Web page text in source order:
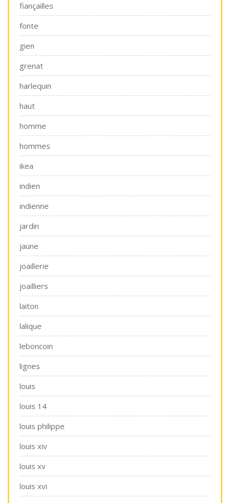
fiançailles
fonte
gien
grenat
harlequin
haut
homme
hommes
ikea
indien
indienne
jardin
jaune
joaillerie
joailliers
laiton
lalique
leboncoin
lignes
louis
louis 14
louis philippe
louis xiv
louis xv
louis xvi